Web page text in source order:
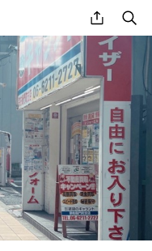
share